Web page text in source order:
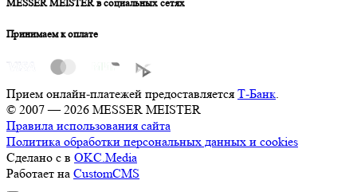
MESSER MEISTER в социальных сетях
Принимаем к оплате
Прием онлайн-платежей предоставляется Т-Банк
© 2007 — 2026 MESSER MEISTER
Правила использования сайта
Политика обработки персональных данных и cookies
Сделано с в OKC.Media
Работает на CustomCMS